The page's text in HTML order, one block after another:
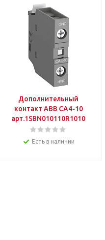
Дополнительный
контакт АВВ CA4-10
арт.1SBN010110R1010
Есть в наличии